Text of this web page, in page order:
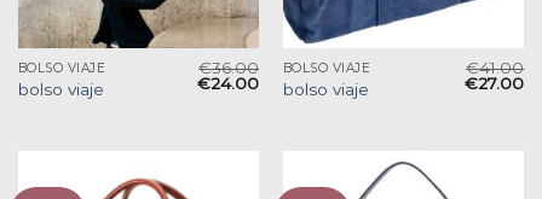
BOLSO VIAJE
bolso viaje
€36.00
€24.00
BOLSO VIAJE
bolso viaje
€41.00
€27.00